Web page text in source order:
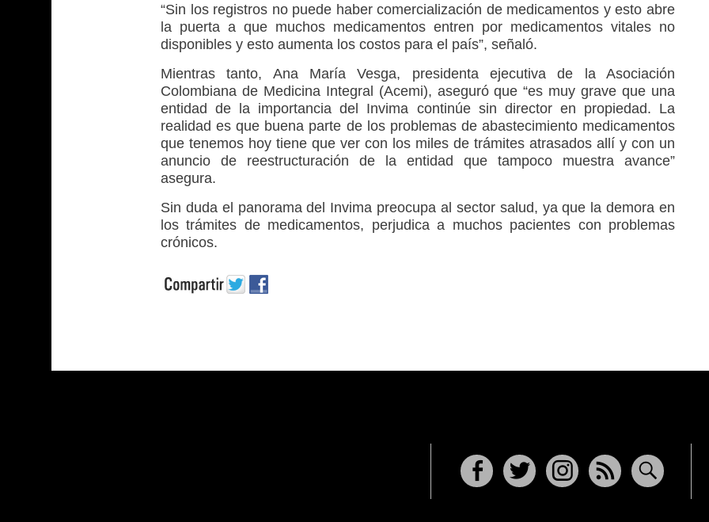
“Sin los registros no puede haber comercialización de medicamentos y esto abre
la puerta a que muchos medicamentos entren por medicamentos vitales no
disponibles y esto aumenta los costos para el país”, señaló.
Mientras tanto, Ana María Vesga, presidenta ejecutiva de la Asociación
Colombiana de Medicina Integral (Acemi), aseguró que “es muy grave que una
entidad de la importancia del Invima continúe sin director en propiedad. La
realidad es que buena parte de los problemas de abastecimiento medicamentos
que tenemos hoy tiene que ver con los miles de trámites atrasados allí y con un
anuncio de reestructuración de la entidad que tampoco muestra avance”
asegura.
Sin duda el panorama del Invima preocupa al sector salud, ya que la demora en
los trámites de medicamentos, perjudica a muchos pacientes con problemas
crónicos.